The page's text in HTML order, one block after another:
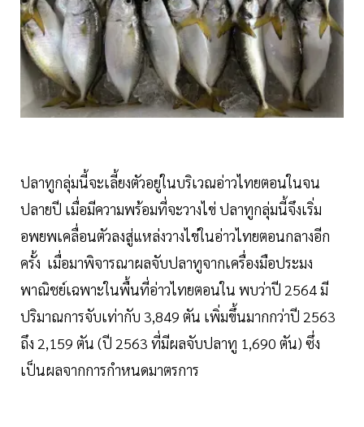
ปลาทูกลุ่มนี้จะเลี้ยงตัวอยู่ในบริเวณอ่าวไทยตอนในจน
ปลายปี เมื่อมีความพร้อมที่จะวางไข่ ปลาทูกลุ่มนี้จึงเริ่ม
อพยพเคลื่อนตัวลงสู่แหล่งวางไข่ในอ่าวไทยตอนกลางอีก
ครั้ง เมื่อมาพิจารณาผลจับปลาทูจากเครื่องมือประมง
พาณิชย์เฉพาะในพื้นที่อ่าวไทยตอนใน พบว่าปี 2564 มี
ปริมาณการจับเท่ากับ 3,849 ตัน เพิ่มขึ้นมากกว่าปี 2563
ถึง 2,159 ตัน (ปี 2563 ที่มีผลจับปลาทู 1,690 ตัน) ซึ่ง
เป็นผลจากการกำหนดมาตรการ